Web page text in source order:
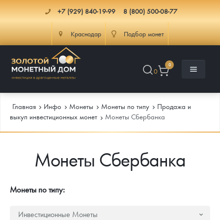
+7 (929) 840-19-99 8 (800) 500-08-77
Краснодар Подбор монет
0
0
Каталог Монет
Инвестиционные монеты
Как сделать заказ
Доставка
Главная Инфо Монеты Монеты по типу
Продажа и
выкуп инвестиционных монет
Монеты Сбербанка
Монеты Сбербанка
Монеты по типу:
Инвестиционные Монеты